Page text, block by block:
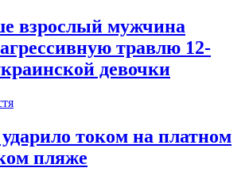
взрослый мужчина
травлю 12-
девочки
током на платном
пляже